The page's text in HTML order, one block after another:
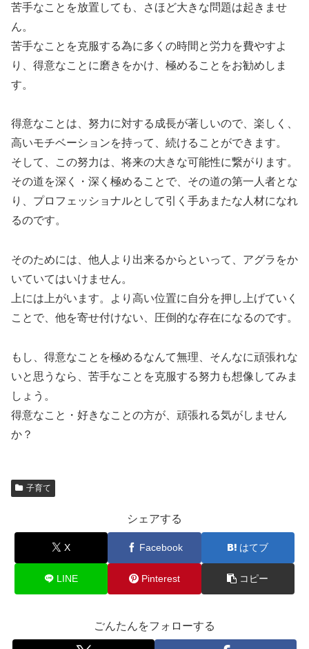
苦手なことを放置しても、さほど大きな問題は起きませ
ん。
苦手なことを克服する為に多くの時間と労力を費やすよ
り、得意なことに磨きをかけ、極めることをお勧めしま
す。
得意なことは、努力に対する成長が著しいので、楽しく、
高いモチベーションを持って、続けることができます。
そして、この努力は、将来の大きな可能性に繋がります。
その道を深く・深く極めることで、その道の第一人者とな
り、プロフェッショナルとして引く手あまたな人材になれ
るのです。
そのためには、他人より出来るからといって、アグラをか
いていてはいけません。
上には上がいます。より高い位置に自分を押し上げていく
ことで、他を寄せ付けない、圧倒的な存在になるのです。
もし、得意なことを極めるなんて無理、そんなに頑張れな
いと思うなら、苦手なことを克服する努力も想像してみま
しょう。
得意なこと・好きなことの方が、頑張れる気がしません
か？
子育て
シェアする
X Facebook はてブ
LINE Pinterest コピー
ごんたんをフォローする